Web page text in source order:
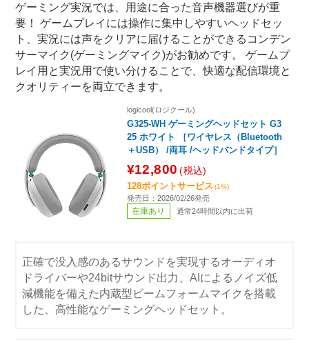
ゲーミング実況では、用途に合った音声機器選びが重
要！ ゲームプレイには操作に集中しやすいヘッドセッ
ト、実況には声をクリアに届けることができるコンデン
サーマイク(ゲーミングマイク)がお勧めです。 ゲームプ
レイ用と実況用で使い分けることで、快適な配信環境と
クオリティーを両立できます。
logicool(ロジクール)
G325-WH ゲーミングヘッドセット G3
25 ホワイト ［ワイヤレス（Bluetooth
＋USB） /両耳 /ヘッドバンドタイプ］
¥12,800 (税込)
128ポイントサービス (1%)
発売日：2026/02/26発売
在庫あり 通常24時間以内に出荷
正確で没入感のあるサウンドを実現するオーディオ
ドライバーや24bitサウンド出力、AIによるノイズ低
減機能を備えた内蔵型ビームフォームマイクを搭載
した、高性能なゲーミングヘッドセット。